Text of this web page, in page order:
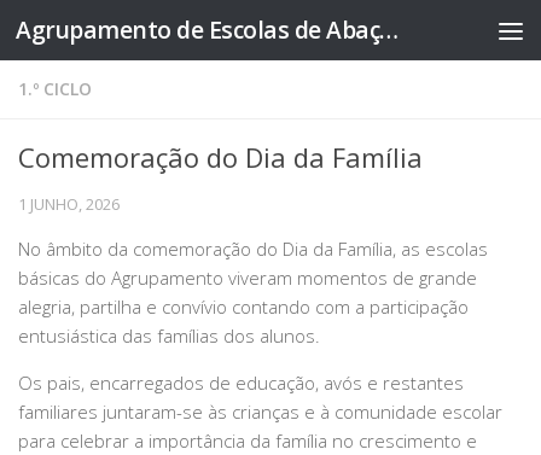
Skip to content Agrupamento de Escolas de Abação
1.º CICLO
Comemoração do Dia da Família
1 JUNHO, 2026
No âmbito da comemoração do Dia da Família, as escolas
básicas do Agrupamento viveram momentos de grande
alegria, partilha e convívio contando com a participação
entusiástica das famílias dos alunos.
Os pais, encarregados de educação, avós e restantes
familiares juntaram-se às crianças e à comunidade escolar
para celebrar a importância da família no crescimento e